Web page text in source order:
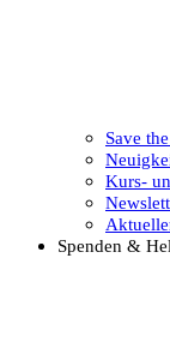
Save
Kurs-
Spenden &